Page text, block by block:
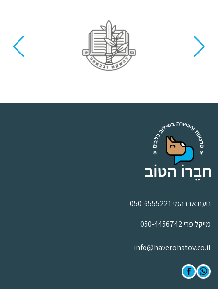
נועם אברהמי 050-6555221
מייקל פרי 050-4456742
info@haverohatov.co.il